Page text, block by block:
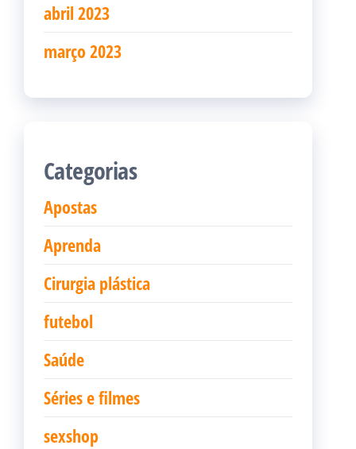
abril 2023
março 2023
Categorias
Apostas
Aprenda
Cirurgia plástica
futebol
Saúde
Séries e filmes
sexshop